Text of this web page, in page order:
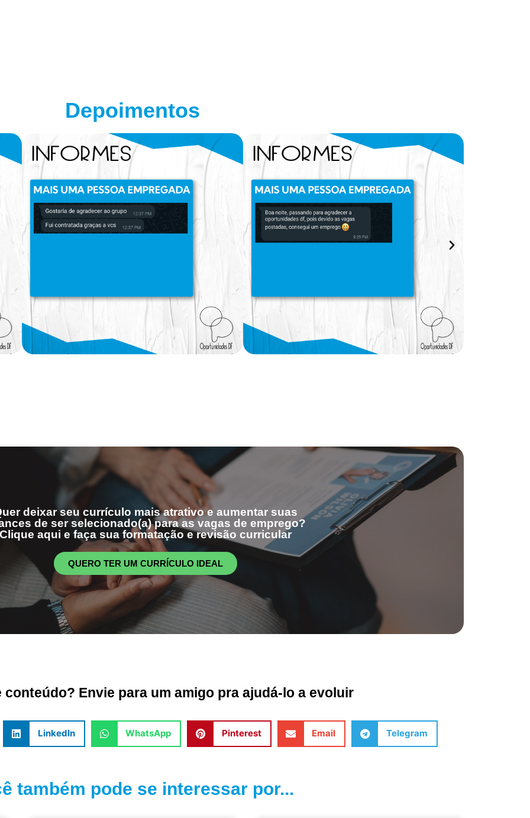
Depoimentos
deixar seu currículo mais atrativo e aumentar suas
de ser selecionado(a) para as vagas de emprego?
aqui e faça sua formatação e revisão curricular
QUERO TER UM CURRÍCULO IDEAL
conteúdo? Envie para um amigo pra ajudá-lo a evoluir
LinkedIn WhatsApp Pinterest Email Telegram
também pode se interessar por...